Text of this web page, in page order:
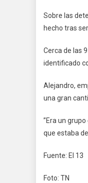
Sobre las
hecho tras
Cerca de las
identificado
Alejandro,
una gran
”Era un
que estaba
Fuente: El 13
Foto: TN